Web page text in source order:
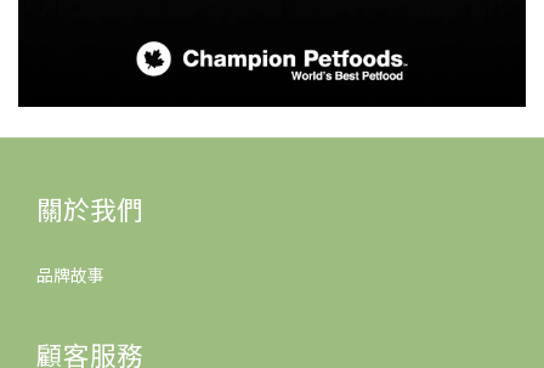
關於我們
品牌故事
顧客服務